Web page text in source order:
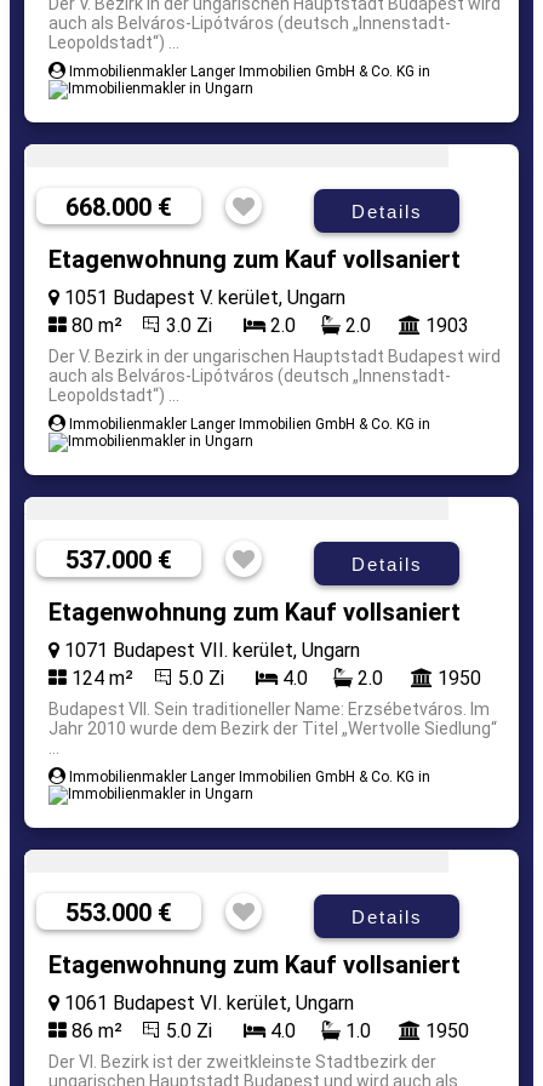
auch als Belváros-Lipótváros (deutsch „Innenstadt-
Leopoldstadt“) ...
Immobilienmakler Langer Immobilien GmbH & Co. KG in
668.000 € Details
Etagenwohnung zum Kauf vollsaniert
1051 Budapest V. kerület, Ungarn
80 m²
3.0 Zi 2.0 2.0 1903
Der V. Bezirk in der ungarischen Hauptstadt Budapest wird
auch als Belváros-Lipótváros (deutsch „Innenstadt-
Leopoldstadt“) ...
Immobilienmakler Langer Immobilien GmbH & Co. KG in
537.000 € Details
Etagenwohnung zum Kauf vollsaniert
1071 Budapest VII. kerület, Ungarn
124 m²
5.0 Zi 4.0 2.0 1950
Budapest VII. Sein traditioneller Name: Erzsébetváros. Im
Jahr 2010 wurde dem Bezirk der Titel „Wertvolle Siedlung“
Immobilienmakler Langer Immobilien GmbH & Co. KG in
553.000 € Details
Etagenwohnung zum Kauf vollsaniert
1061 Budapest VI. kerület, Ungarn
86 m²
5.0 Zi 4.0 1.0 1950
Der VI. Bezirk ist der zweitkleinste Stadtbezirk der
ungarischen Hauptstadt Budapest und wird auch als